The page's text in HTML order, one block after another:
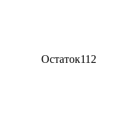
Остаток112